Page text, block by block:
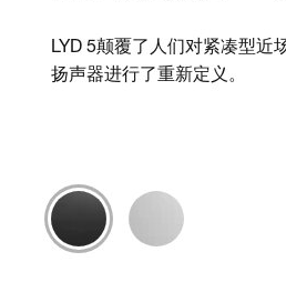
LYD 5颠覆了人们对紧凑型近
扬声器进行了重新定义。